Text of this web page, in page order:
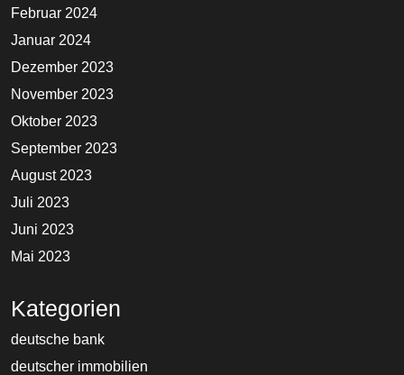
Februar 2024
Januar 2024
Dezember 2023
November 2023
Oktober 2023
September 2023
August 2023
Juli 2023
Juni 2023
Mai 2023
Kategorien
deutsche bank
deutscher immobilien